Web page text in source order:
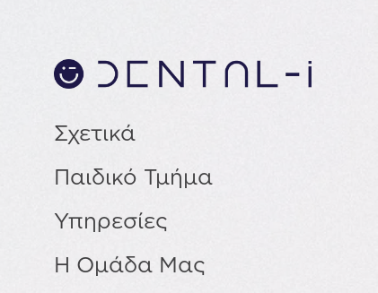
Σχετικά
Παιδικό Τμήμα
Υπηρεσίες
Η Ομάδα Μας